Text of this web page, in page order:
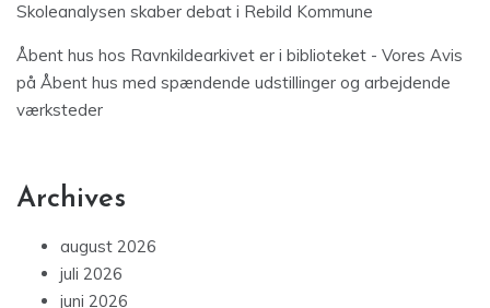
Skoleanalysen skaber debat i Rebild Kommune
Åbent hus hos Ravnkildearkivet er i biblioteket - Vores Avis
på Åbent hus med spændende udstillinger og arbejdende
værksteder
Archives
august 2026
juli 2026
juni 2026